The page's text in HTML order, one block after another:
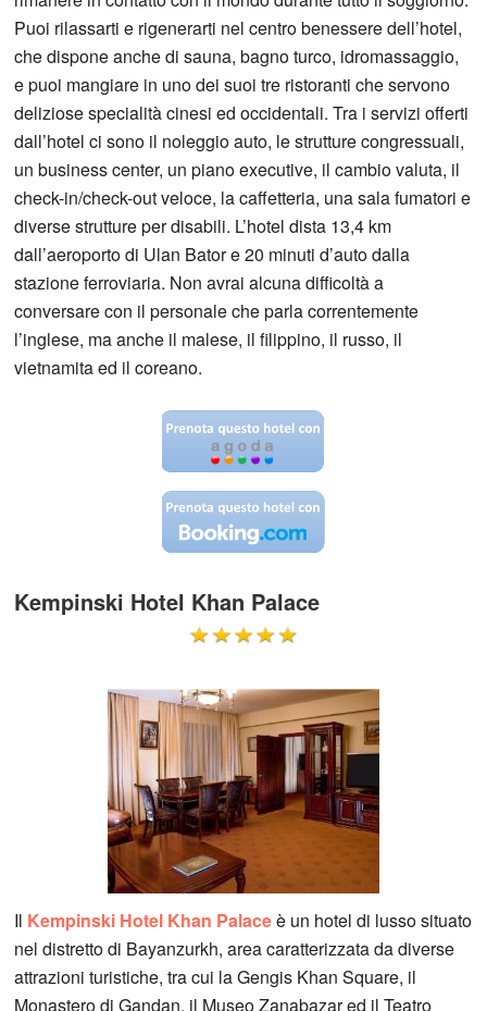
Puoi rilassarti e rigenerarti nel centro benessere dell’hotel,
che dispone anche di sauna, bagno turco, idromassaggio,
e puoi mangiare in uno dei suoi tre ristoranti che servono
deliziose specialità cinesi ed occidentali. Tra i servizi offerti
dall’hotel ci sono il noleggio auto, le strutture congressuali,
un business center, un piano executive, il cambio valuta, il
check-in/check-out veloce, la caffetteria, una sala fumatori e
diverse strutture per disabili. L’hotel dista 13,4 km
dall’aeroporto di Ulan Bator e 20 minuti d’auto dalla
stazione ferroviaria. Non avrai alcuna difficoltà a
conversare con il personale che parla correntemente
l’inglese, ma anche il malese, il filippino, il russo, il
vietnamita ed il coreano.
Kempinski Hotel Khan Palace
Il Kempinski Hotel Khan Palaceè un hotel di lusso situato
nel distretto di Bayanzurkh, area caratterizzata da diverse
attrazioni turistiche, tra cui la Gengis Khan Square, il
Monastero di Gandan, il Museo Zanabazar ed il Teatro